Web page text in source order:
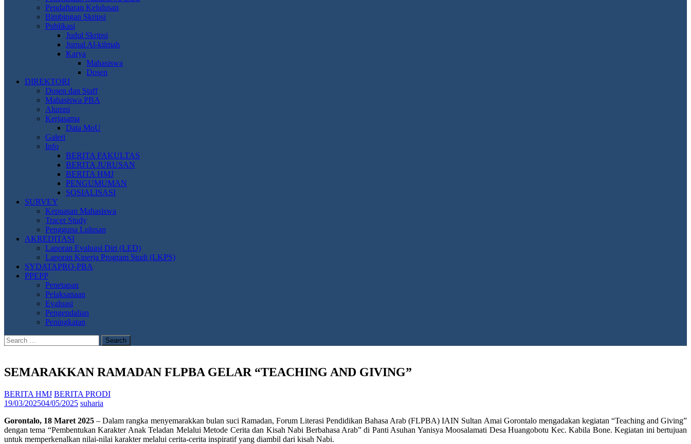
Pendaftaran Kelulusan
Bimbingan Skripsi
Publikasi
Judul Skripsi
Jurnal Al-kilmah
Karya
Mahasiswa
Dosen
DIREKTORI
Dosen dan Staff
Mahasiswa PBA
Alumni
Kerjasama
Data MoU
Galeri
Info
BERITA FAKULTAS
BERITA JURUSAN
BERITA HMJ
PENGUMUMAN
SOSIALISASI
SURVEY
Kepuasan Mahasiswa
Tracer Study
Pengguna Lulusan
AKREDITASI
Laporan Evaluasi Diri (LED)
Laporan Kinerja Program Studi (LKPS)
SYDATAPRO-PBA
PPEPP
Penetapan
Pelaksanaan
Evaluasi
Pengendalian
Peningkatan
Search
for:
SEMARAKKAN RAMADAN FLPBA GELAR “TEACHING AND GIVING”
BERITA HMJ BERITA PRODI
19/03/202504/05/2025 suharia
Gorontalo, 18 Maret 2025 – Dalam rangka menyemarakkan bulan suci Ramadan, Forum Literasi Pendidikan Bahasa Arab (FLPBA) IAIN Sultan Amai Gorontalo mengadakan kegiatan “Teaching and Giving”
dengan tema “Pembentukan Karakter Anak Teladan Melalui Metode Cerita dan Kisah Nabi Berbahasa Arab” di Panti Asuhan Yanisya Moosalamati Desa Huangobotu Kec. Kabila Bone. Kegiatan ini bertujuan
untuk memperkenalkan nilai-nilai karakter melalui cerita-cerita inspiratif yang diambil dari kisah Nabi.